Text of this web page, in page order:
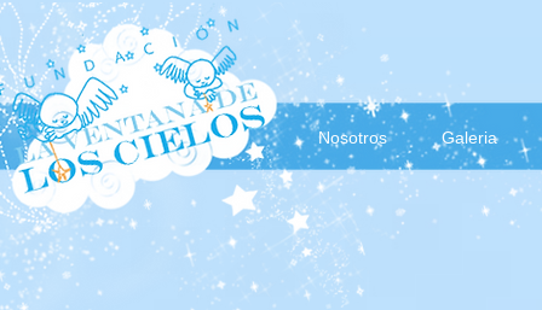
Nosotros Galeria